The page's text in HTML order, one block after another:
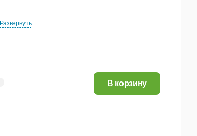
Развернуть
В корзину